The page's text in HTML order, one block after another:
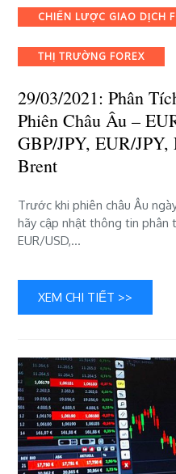
Phân
tích
hướng
phiên
Âu
–
GBP/JPY,
EUR/JPY,
Brent
Categories
CHIẾN LƯỢC GIAO DỊCH
THỊ TRƯỜNG FOREX
29/03/2021: Phân
Phiên Châu Âu –
GBP/JPY, EUR/
Brent
Trước khi phiên châu Âu
hãy cập nhật thông tin phân
EUR/USD,…
XEM CHI TIẾT >>